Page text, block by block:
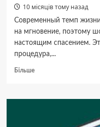
10 місяців тому назад
Современный темп
на мгновение, поэтому
настоящим спасением.
процедура,...
БільшеДокладніше
СПА